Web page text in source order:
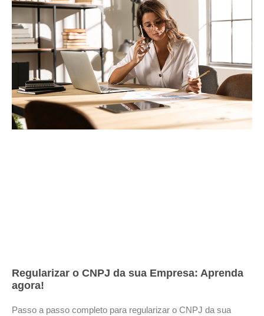
Regularizar o CNPJ da sua Empresa: Aprenda
agora!
Passo a passo completo para regularizar o CNPJ da sua